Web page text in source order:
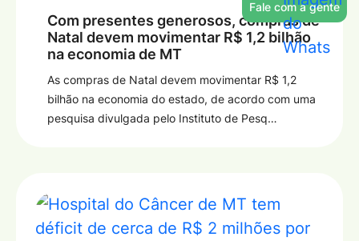
Com presentes generosos, compras de
Natal devem movimentar R$ 1,2 bilhão
na economia de MT
As compras de Natal devem movimentar R$ 1,2
bilhão na economia do estado, de acordo com uma
pesquisa divulgada pelo Instituto de Pesq…
Fale com a gente